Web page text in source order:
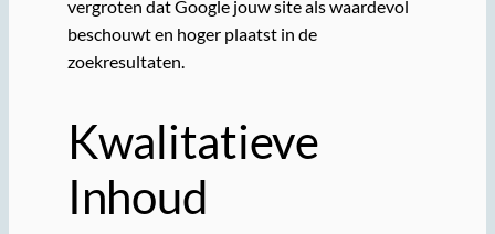
vergroten dat Google jouw site als waardevol
beschouwt en hoger plaatst in de
zoekresultaten.
Kwalitatieve
Inhoud